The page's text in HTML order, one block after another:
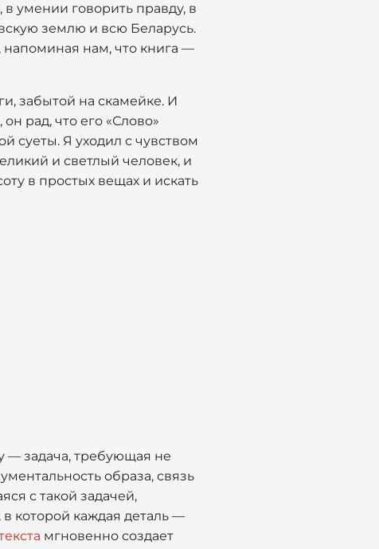
умении говорить правду, в
землю и всю Беларусь.
напоминая нам, что книга —
забытой на скамейке. И
рад, что его «Слово»
суеты. Я уходил с чувством
и светлый человек, и
в простых вещах и искать
— задача, требующая не
образа, связь
с такой задачей,
в которой каждая деталь —
мгновенно создает